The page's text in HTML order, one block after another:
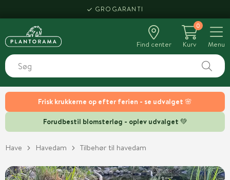
Frisk krukkerne op efter ferien - se udvalget 🌸
Forudbestil blomsterløg - oplev udvalget 💚
HENT SAMME DAG
Find center
0
Kurv
Menu
Have Havedam Tilbehør til havedam